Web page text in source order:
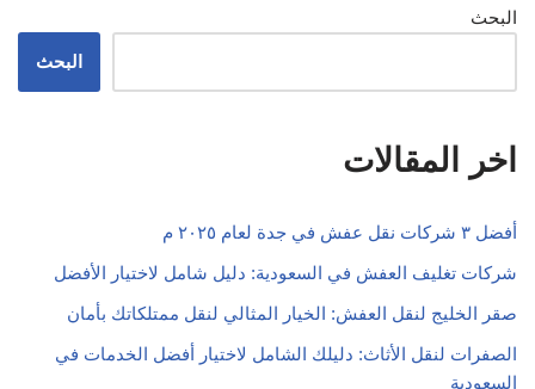
البحث
البحث
اخر المقالات
أفضل ٣ شركات نقل عفش في جدة لعام ٢٠٢٥ م
شركات تغليف العفش في السعودية: دليل شامل لاختيار الأفضل
صقر الخليج لنقل العفش: الخيار المثالي لنقل ممتلكاتك بأمان
الصفرات لنقل الأثاث: دليلك الشامل لاختيار أفضل الخدمات في
السعودية